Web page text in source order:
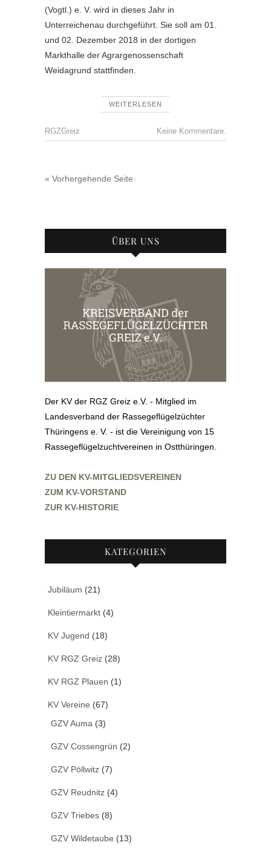
(Vogtl.) e. V. wird in dieses Jahr in
Unterreichenau durchgeführt. Sie soll am 01.
und 02. Dezember 2018 in der dortigen
Markthalle der Agrargenossenschaft
Weidagrund stattfinden.
WEITERLESEN
RGZGreiz Keine Kommentare.
« Vorhergehende Seite
ÜBER UNS
Der KV der RGZ Greiz e.V. - Mitglied im
Landesverband der Rassegeflügelzüchter
Thüringens e. V. - ist die Vereinigung von 15
Rassegeflügelzuchtvereinen in Ostthüringen.
ZU DEN KV-MITGLIEDSVEREINEN
ZUM KV-VORSTAND
ZUR KV-HISTORIE
KATEGORIEN
Jubiläum (21)
Kleintiermarkt (4)
KV Jugend (18)
KV RGZ Greiz (28)
KV RGZ Plauen (1)
KV Vereine (67)
GZV Auma (3)
GZV Cossengrün (2)
GZV Pöllwitz (7)
GZV Reudnitz (4)
GZV Triebes (8)
GZV Wildetaube (13)